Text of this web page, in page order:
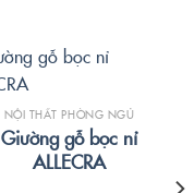
NỘI THẤT PHÒNG NGỦ
Giường gỗ bọc nỉ
ALLECRA